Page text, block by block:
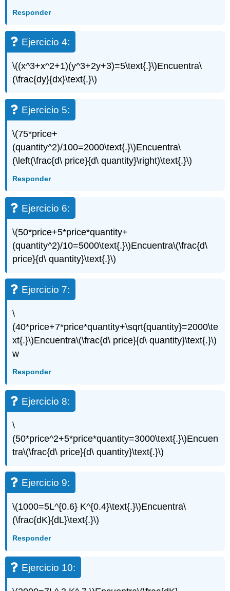
Responder
Ejercicio 4:
\((x^3+x^2+1)(y^3+2y+3)=5\text{.}\)Encuentra\
(\frac{dy}{dx}\text{.}\)
Ejercicio 5:
\(75*price+
(quantity^2)/100=2000\text{.}\)Encuentra\
(\left(\frac{d\ price}{d\ quantity}\right)\text{.}\)
Responder
Ejercicio 6:
\(50*price+5*price*quantity+
(quantity^2)/10=5000\text{.}\)Encuentra\(\frac{d\
price}{d\ quantity}\text{.}\)
Ejercicio 7:
\
(40*price+7*price*quantity+\sqrt{quantity}=2000\te
xt{.}\)Encuentra\(\frac{d\ price}{d\ quantity}\text{.}\)
w
Responder
Ejercicio 8:
\
(50*price^2+5*price*quantity=3000\text{.}\)Encuen
tra\(\frac{d\ price}{d\ quantity}\text{.}\)
Ejercicio 9:
\(1000=5L^{0.6} K^{0.4}\text{.}\)Encuentra\
(\frac{dK}{dL}\text{.}\)
Responder
Ejercicio 10: